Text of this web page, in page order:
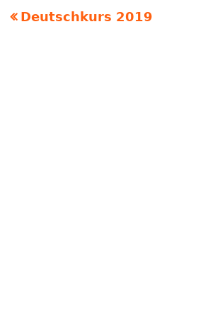
Beitragsnavigation
Vorheriger
Deutschkurs 2019